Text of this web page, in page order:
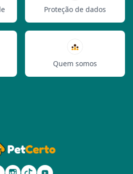
Proteção de dados
Quem somos